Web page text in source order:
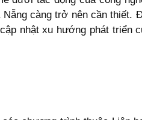
càng trở nên cần
nhật xu hướng phát triển